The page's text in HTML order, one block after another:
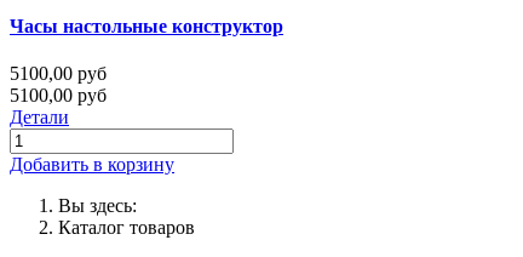
Часы настольные конструктор
5100,00 руб
5100,00 руб
Детали
Добавить в корзину
Вы здесь:
Каталог товаров